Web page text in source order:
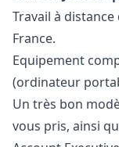
Travail à
France.
Equipement
(ordinateur
Un très bon
vous pris, ainsi